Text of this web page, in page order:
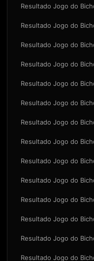
Resultado Jogo do
Resultado Jogo do
Resultado Jogo do
Resultado Jogo do
Resultado Jogo do
Resultado Jogo do
Resultado Jogo do
Resultado Jogo do
Resultado Jogo do
Resultado Jogo do
Resultado Jogo do
Resultado Jogo do
Resultado Jogo do
Resultado Jogo do